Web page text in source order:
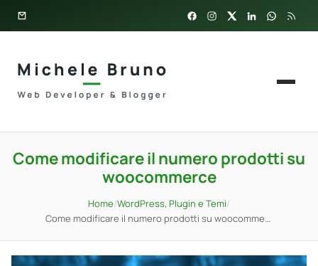
Come modificare il numero prodotti su
woocommerce
Home/WordPress, Plugin e Temi/
Come modificare il numero prodotti su woocommerce